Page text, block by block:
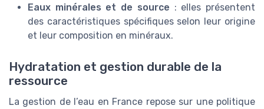
Eaux minérales et de source : elles présentent
des caractéristiques spécifiques selon leur origine
et leur composition en minéraux.
Hydratation et gestion durable de la
ressource
La gestion de l’eau en France repose sur une politique